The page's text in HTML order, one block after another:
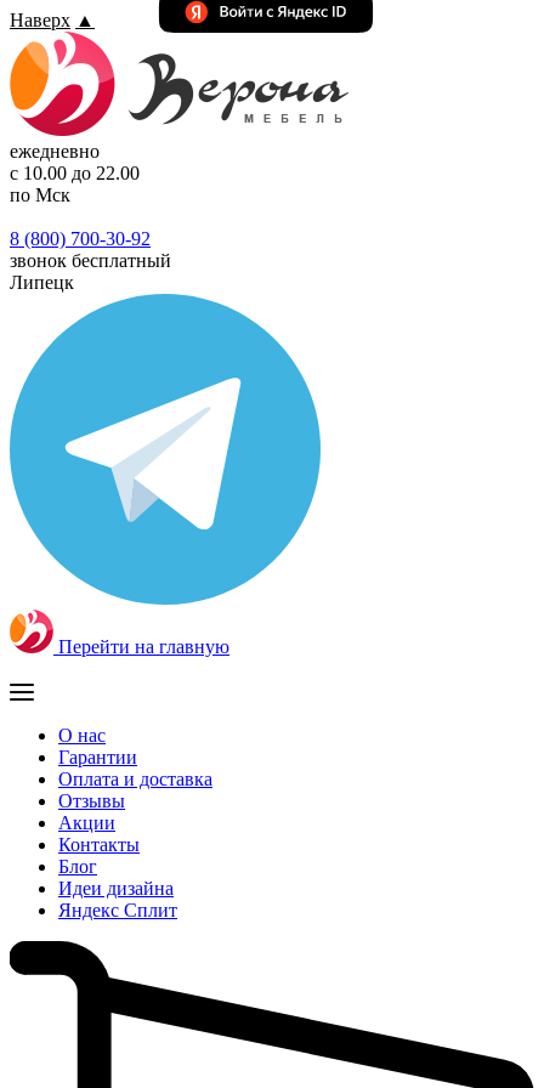
Наверх ▲
ежедневно
с 10.00 до 22.00
по Мск
8 (800) 700-30-92
звонок бесплатный
Липецк
Перейти на главную
О нас
Гарантии
Оплата и доставка
Отзывы
Акции
Контакты
Блог
Идеи дизайна
Яндекс Сплит